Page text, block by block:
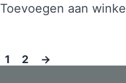
Toevoegen aan
1 2 →